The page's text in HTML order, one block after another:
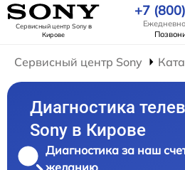
Сервисный центр Sonyв
Кирове
+7
Сервисный центр Sony
Диагностика
Sony в Кирове
Диагностика за наш
желанию